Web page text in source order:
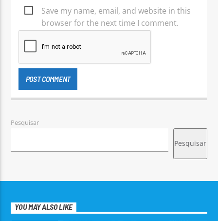
Save my name, email, and website in this
browser for the next time I comment.
Pesquisar
Pesquisar
YOU MAY ALSO LIKE